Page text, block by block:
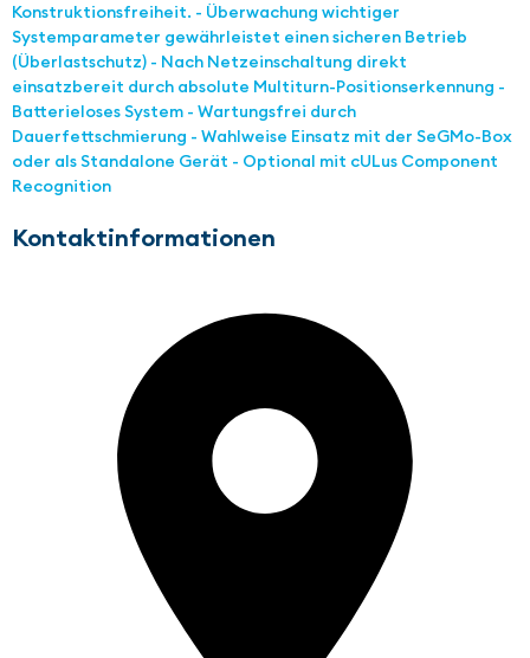
Konstruktionsfreiheit. - Überwachung wichtiger
Systemparameter gewährleistet einen sicheren Betrieb
(Überlastschutz) - Nach Netzeinschaltung direkt
einsatzbereit durch absolute Multiturn-Positionserkennung -
Batterieloses System - Wartungsfrei durch
Dauerfettschmierung - Wahlweise Einsatz mit der SeGMo-Box
oder als Standalone Gerät - Optional mit cULus Component
Recognition
Kontaktinformationen